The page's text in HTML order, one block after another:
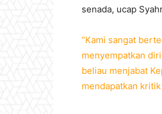
senada, ucap
“Kami sangat
menyempatkan
beliau menjabat
mendapatkan kritik